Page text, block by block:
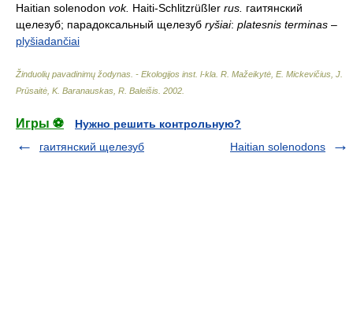
Haitian solenodon vok. Haiti-Schlitzrüßler rus. гаитянский
щелезуб; парадоксальный щелезуб ryšiai: platesnis terminas –
plyšiadančiai
Žinduolių pavadinimų žodynas. - Ekologijos inst. l-kla R. Mažeikytė, E. Mickevičius, J.
Prūsaitė, K. Baranauskas, R. Baleišis 2002
Игры ⚽
Нужно решить контрольную?
гаитянский щелезуб
Haitian solenodons